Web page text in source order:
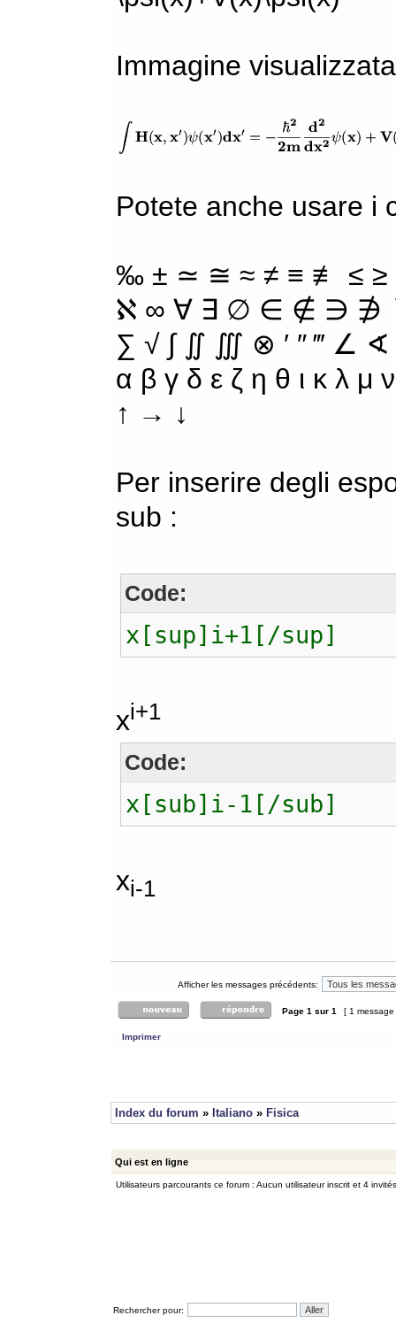
Immagine
Potete anche usare i
‰ ± ≃ ≅ ≈ ≠ ≡ ≢ ≤
ℵ ∞ ∀ ∃ ∅ ∈ ∉ ∋ ∌
∑ √ ∫ ∬ ∭ ⊗ ′ ″ ‴ ∠
α β γ δ ε ζ η θ ι κ λ
↑ → ↓
Per inserire degli
sub :
Code:
x[sup]i+1[/sup]
xi+1
Code:
x[sub]i-1[/sub]
xi-1
Afficher les messages précédents:
Page 1 sur 1 [ 1
Imprimer
Index du forum » Italiano » Fisica
Qui est en ligne
Utilisateurs parcourants ce forum : Aucun utilisateur inscrit et 4 invités
Rechercher pour: